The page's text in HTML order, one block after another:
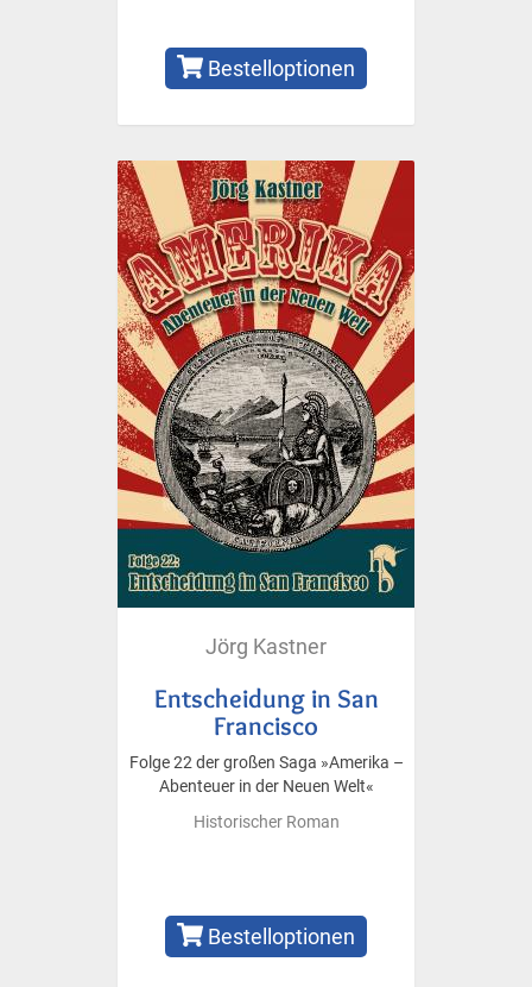
Bestelloptionen
Jörg Kastner
Entscheidung in San
Francisco
Folge 22 der großen Saga »Amerika –
Abenteuer in der Neuen Welt«
Historischer Roman
Bestelloptionen